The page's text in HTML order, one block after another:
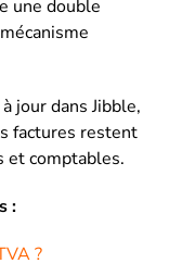
une double
jour dans Jibble,
factures restent
et comptables.
:
?